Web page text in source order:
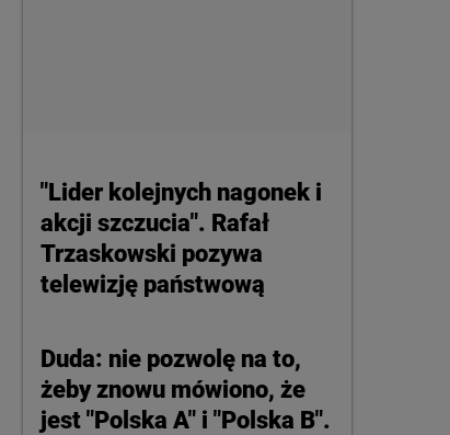
"Lider kolejnych nagonek i
akcji szczucia". Rafał
Trzaskowski pozywa
telewizję państwową
Duda: nie pozwolę na to,
żeby znowu mówiono, że
jest "Polska A" i "Polska B".